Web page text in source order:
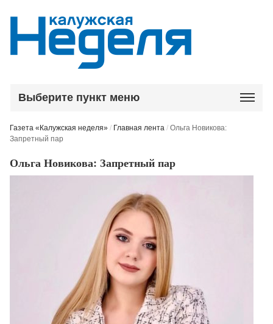
Выберите пункт меню
Газета «Калужская неделя» / Главная лента /Ольга Новикова:
Запретный пар
Ольга Новикова: Запретный пар